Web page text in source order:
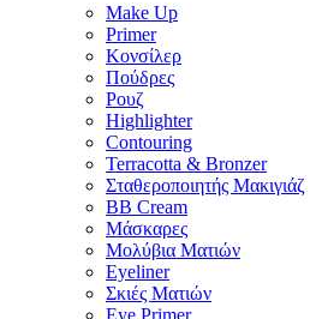
Make Up
Primer
Κονσίλερ
Πούδρες
Ρουζ
Highlighter
Contouring
Terracotta & Bronzer
Σταθεροποιητής Μακιγιάζ
BB Cream
Μάσκαρες
Μολύβια Ματιών
Eyeliner
Σκιές Ματιών
Eye Primer